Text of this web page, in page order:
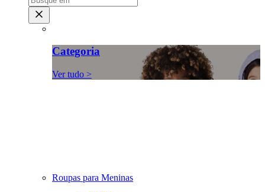
Categoria
Ver tudo >
Roupas para Meninas